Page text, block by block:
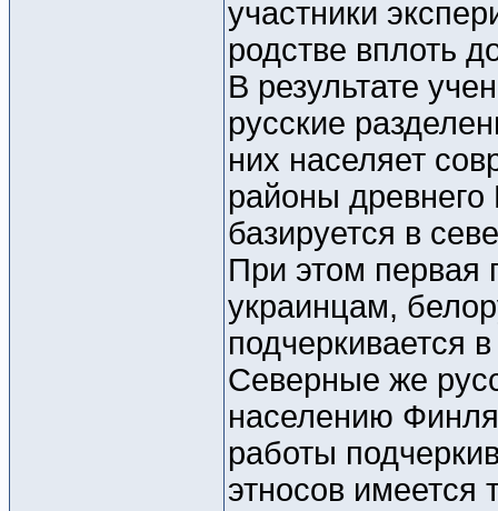
участники
родстве вплоть
В результате
русские
них населяет
районы древнего
базируется в
При этом первая
украинцам,
подчеркивается
Северные же
населению
работы
этносов